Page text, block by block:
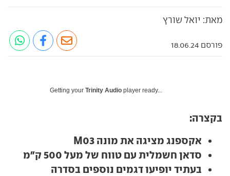
מאת: יואל שורץ
פורסם 18.06.24
Getting your Trinity Audio player ready...
בקצרה:
אקספנג מציגה את מונה M03
סדאן חשמלית עם טווח של מעל 500 ק"מ
בעתיד יופיעו דגמים נוספים בסדרה